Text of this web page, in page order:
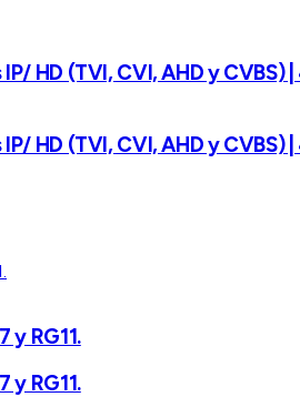
HD (TVI, CVI, AHD y
HD (TVI, CVI, AHD y
y RG11.
y RG11.